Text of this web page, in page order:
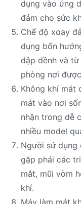
dụng vào ứng
đảm cho sức
Chế độ xoay
dụng bốn
dập dềnh và
phòng nơi
Không khí mát
mát vào nơi
nhận trong dễ
nhiều model
Người sử dụng
gặp phải các
mắt, mũi vòm
khí.